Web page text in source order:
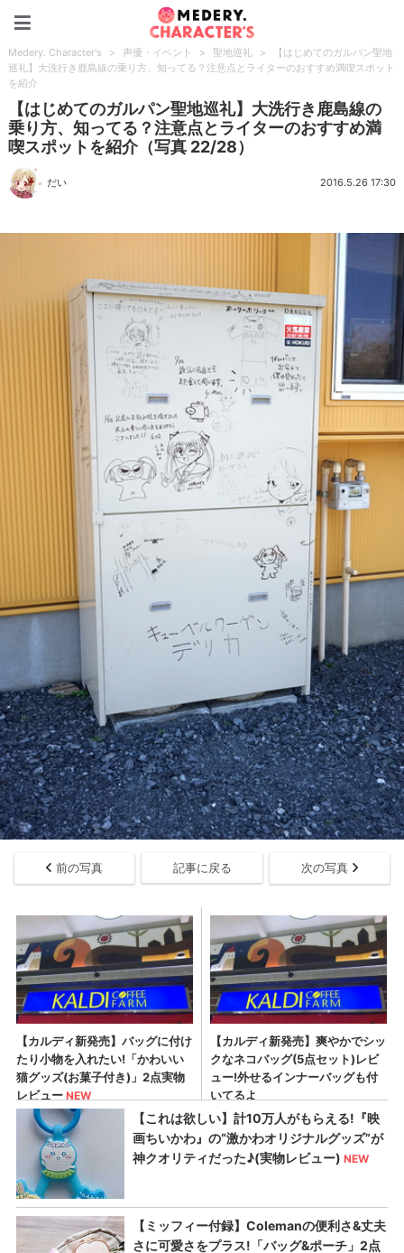
Medery. Character's > 声優・イベント > 聖地巡礼 >
【はじめてのガルパン聖地
巡礼】大洗行き鹿島線の乗り方、知ってる？注意点とライターのおすすめ満喫スポット
を紹介
【はじめてのガルパン聖地巡礼】大洗行き鹿島線の
乗り方、知ってる？注意点とライターのおすすめ満
喫スポットを紹介（写真 22/28）
だい 2016.5.26 17:30
前の写真 記事に戻る 次の写真